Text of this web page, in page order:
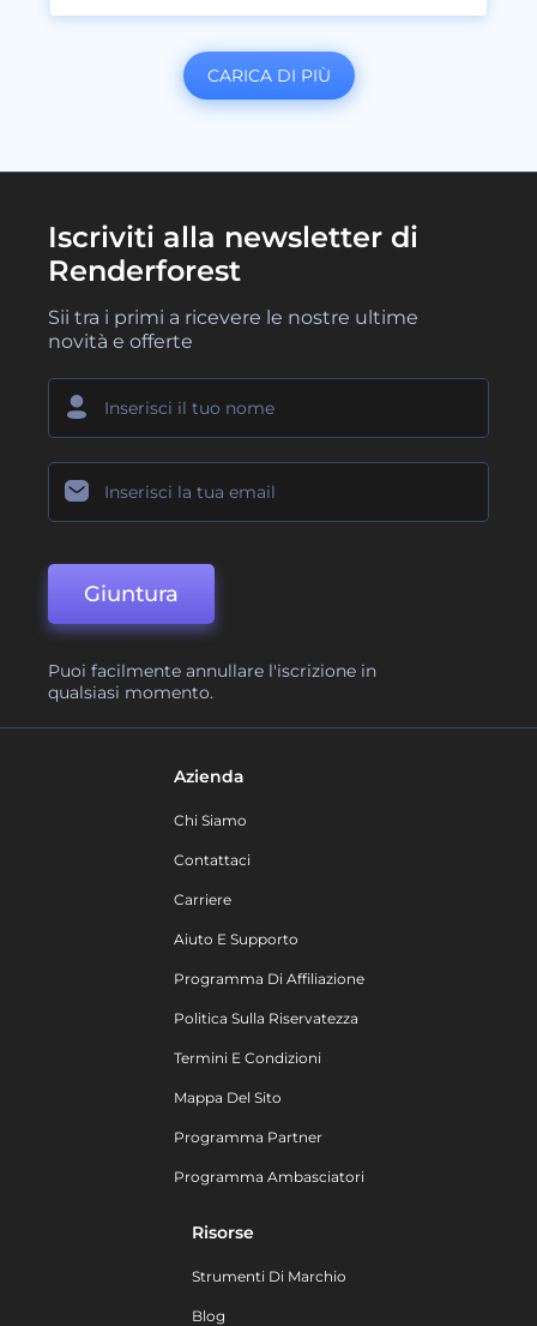
CARICA DI PIÙ
Iscriviti alla newsletter di
Renderforest
Sii tra i primi a ricevere le nostre ultime
novità e offerte
Giuntura
Puoi facilmente annullare l'iscrizione in
qualsiasi momento.
Azienda
Chi Siamo
Contattaci
Carriere
Aiuto E Supporto
Programma Di Affiliazione
Politica Sulla Riservatezza
Termini E Condizioni
Mappa Del Sito
Programma Partner
Programma Ambasciatori
Risorse
Strumenti Di Marchio
Blog